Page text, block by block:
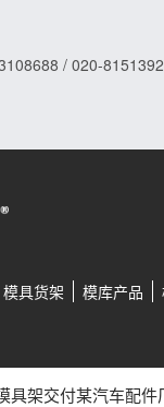
/ 020-
模具货架 模库产品
具架交付某汽车配件